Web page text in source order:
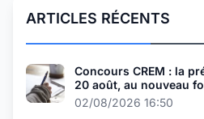
ARTICLES RÉCENTS
Concours CREM : la
20 août, au nouveau
02/08/2026 16:50